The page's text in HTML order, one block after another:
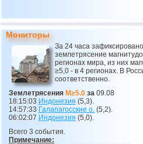
Мониторы
За 24 часа
землетрясение
регионах мира, из них
≥5,0 - в 4 регионах. В
соответственно.
Землетрясения M≥5.0 за 09.08
18:15:03 Индонезия (5,3).
14:57:33 Галапагосские о. (5,2).
06:02:07 Индонезия (5,0).
Всего 3 события.
Примечание: